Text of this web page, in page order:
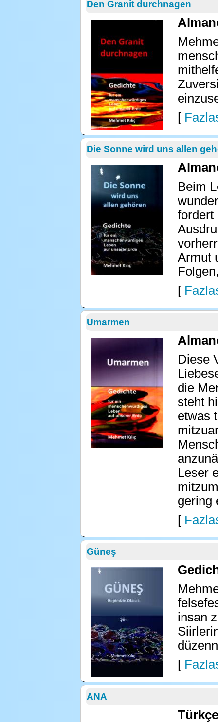
Den Granit durchnagen
[
Die Sonne wird uns allen
Beim
fordert
Armut
[
Umarmen
Diese
die
steht
etwas
Leser
gering
[
Güneş
insan
[
ANA